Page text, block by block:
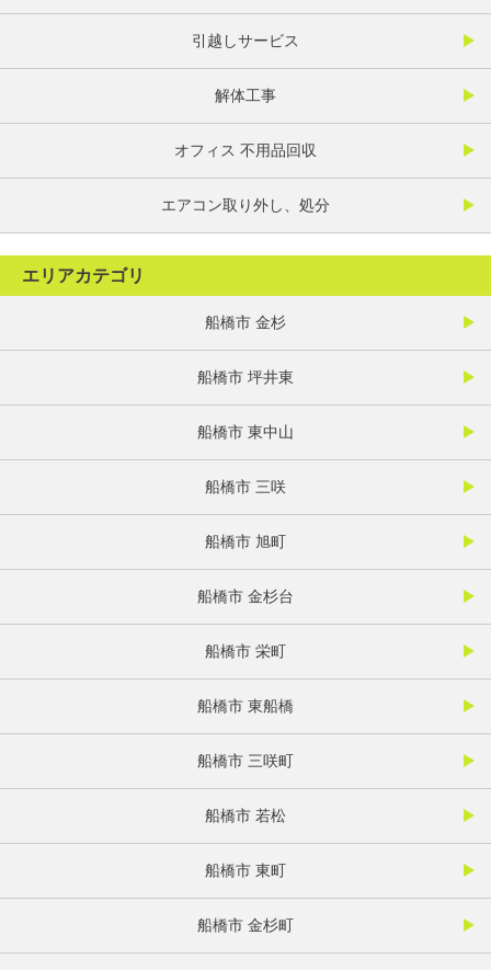
引越しサービス
解体工事
オフィス 不用品回収
エアコン取り外し、処分
エリアカテゴリ
船橋市 金杉
船橋市 坪井東
船橋市 東中山
船橋市 三咲
船橋市 旭町
船橋市 金杉台
船橋市 栄町
船橋市 東船橋
船橋市 三咲町
船橋市 若松
船橋市 東町
船橋市 金杉町